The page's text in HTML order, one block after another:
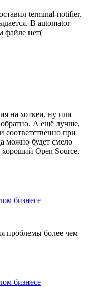
terminal-notifier.
В automator
файле нет(
на хоткеи, ну или
А ещё лучше,
соответственно при
можно будет смело
Open Source,
бизнесе
проблемы более чем
бизнесе